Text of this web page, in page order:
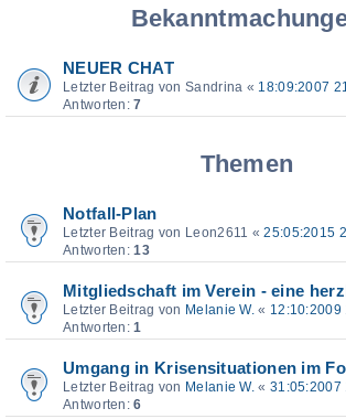
NEUER CHAT
Letzter Beitrag vonSandrina « 18:09:2007
Antworten:7
Themen
Notfall-Plan
Letzter Beitrag von Leon2611 «25:05:2015
Antworten:13
Mitgliedschaft im Verein - eine
Letzter Beitrag von Melanie W. « 12:10:2009
Antworten:1
Umgang in Krisensituationen im
Letzter Beitrag von Melanie W. « 31:05:2007
Antworten:6